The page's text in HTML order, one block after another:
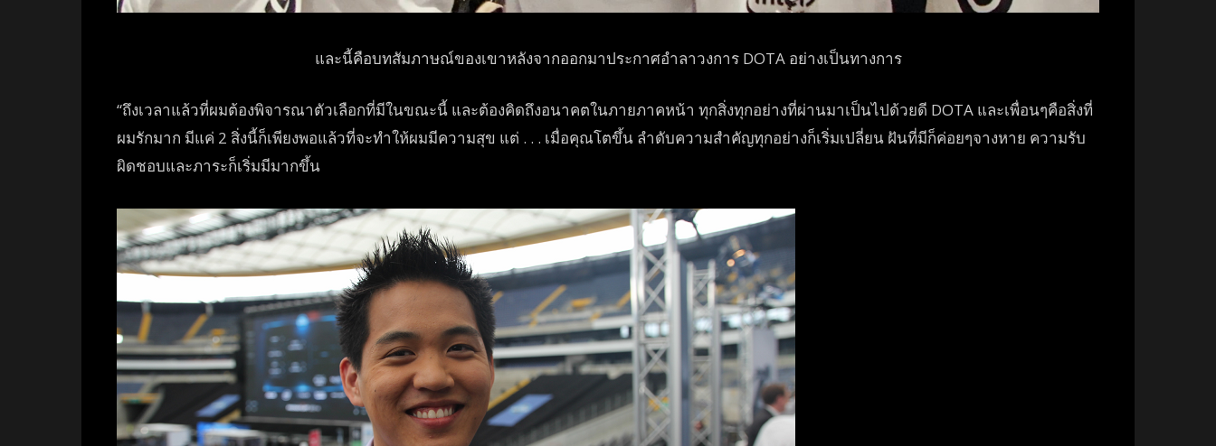
และนี้คือบทสัมภาษณ์ของเขาหลังจากออกมาประกาศอำลาวงการDOTA อย่างเป็นทางการ
“ถึงเวลาแล้วที่ผมต้องพิจารณาตัวเลือกที่มีในขณะนี้ และต้องคิดถึงอนาคตในภายภาคหน้า ทุกสิ่งทุกอย่างที่ผ่านมาเป็นไปด้วยดี DOTA และเพื่อนๆคือสิ่งที่
ผมรักมาก มีแค่ 2 สิ่งนี้ก็เพียงพอแล้วที่จะทำให้ผมมีความสุข แต่ . . . เมื่อคุณโตขึ้น ลำดับความสำคัญทุกอย่างก็เริ่มเปลี่ยน ฝันที่มีก็ค่อยๆจางหาย ความรับ
ผิดชอบและภาระก็เริ่มมีมากขึ้น